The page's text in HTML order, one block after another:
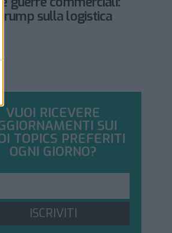
sulla logistica
VUOI RICEVERE
SUI
TOPICS PREFERITI
OGNI GIORNO?
ISCRIVITI